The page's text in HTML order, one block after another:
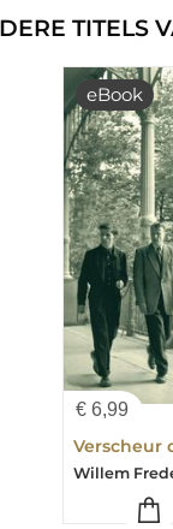
TITELS
€6,99
eBook